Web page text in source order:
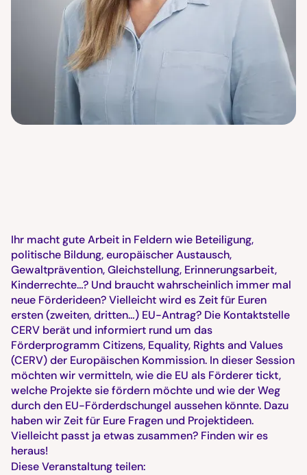
Ihr macht gute Arbeit in Feldern wie Beteiligung,
politische Bildung, europäischer Austausch,
Gewaltprävention, Gleichstellung, Erinnerungsarbeit,
Kinderrechte…? Und braucht wahrscheinlich immer mal
neue Förderideen? Vielleicht wird es Zeit für Euren
ersten (zweiten, dritten…) EU-Antrag? Die Kontaktstelle
CERV berät und informiert rund um das
Förderprogramm Citizens, Equality, Rights and Values
(CERV) der Europäischen Kommission. In dieser Session
möchten wir vermitteln, wie die EU als Förderer tickt,
welche Projekte sie fördern möchte und wie der Weg
durch den EU-Förderdschungel aussehen könnte. Dazu
haben wir Zeit für Eure Fragen und Projektideen.
Vielleicht passt ja etwas zusammen? Finden wir es
heraus!
Diese Veranstaltung teilen: